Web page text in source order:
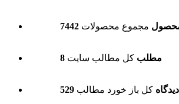
محصول مجموع محصولات
8 مطلب کل مطالب سایت
529 دیدگاه کل باز خورد مطالب